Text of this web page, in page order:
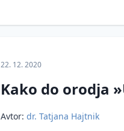
22. 12. 2020
Kako do orodja
Avtor: dr. Tatjana Hajtnik